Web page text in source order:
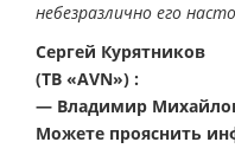
небезразлично его
Сергей Курятников
(ТВ «АVN») :
— Владимир
Можете прояснить